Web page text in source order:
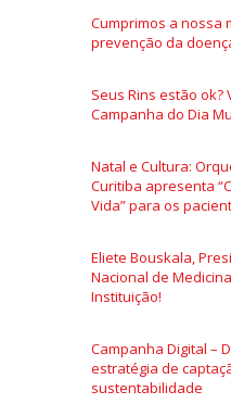
Cumprimos a nossa
prevenção da
Seus Rins estão ok?
Campanha do Dia
Natal e Cultura:
Curitiba apresenta
Vida” para os
Eliete Bouskala,
Nacional de
Instituição!
Campanha Digital –
estratégia de
sustentabilidade